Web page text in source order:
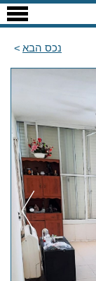
נכס הבא